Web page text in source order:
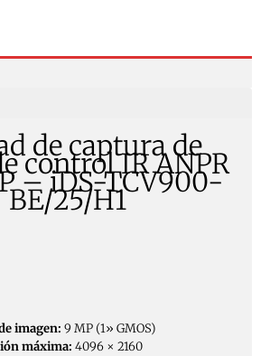
de captura de
control IR ANPR
– iDS-TCV900-
BE/25/H1
imagen: 9 MP (1» GMOS)
máxima: 4096 × 2160